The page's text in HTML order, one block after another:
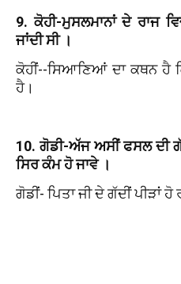
9. ਕੋਹੀ-ਮੁਸਲਮਾਨਾਂ ਦੇ ਰਾਜ
ਜਾਂਦੀ ਸੀ ।
ਕੋਹੀਂ--ਸਿਆਣਿਆਂ ਦਾ ਕਥਨ ਹੈ
ਹੈ।
10. ਗੋਡੀ-ਅੱਜ ਅਸੀਂ ਫਸਲ ਦੀ
ਸਿਰ ਕੰਮ ਹੋ ਜਾਵੇ ।
ਗੋਡੀਂ- ਪਿਤਾ ਜੀ ਦੇ ਗੱਦੀਂ ਪੀੜਾਂ